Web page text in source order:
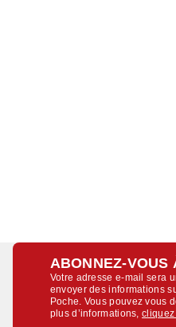
ABONNEZ-VOUS
Votre adresse e-mail sera
envoyer des informations
Poche. Vous pouvez vous
plus d’informations,cliquez